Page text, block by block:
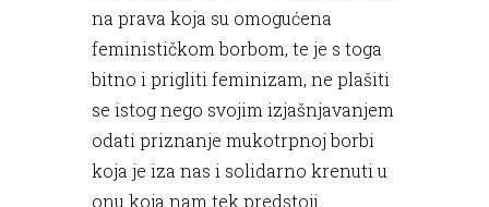
na prava koja su omogućena
feminističkom borbom, te je s toga
bitno i prigliti feminizam, ne plašiti
se istog nego svojim izjašnjavanjem
odati priznanje mukotrpnoj borbi
koja je iza nas i solidarno krenuti u
onu koja nam tek predstoji.